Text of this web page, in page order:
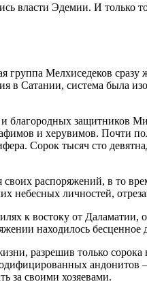
власти Эдемии. И только
группа Мелхиседеков сразу
в Сатании, система была
благородных защитников
и херувимов. Почти
Сорок тысяч сто
распоряжений, в то
небесных личностей,
к востоку от Даламатии,
находилось бесценное
разрешив только
за своими хозяевами.